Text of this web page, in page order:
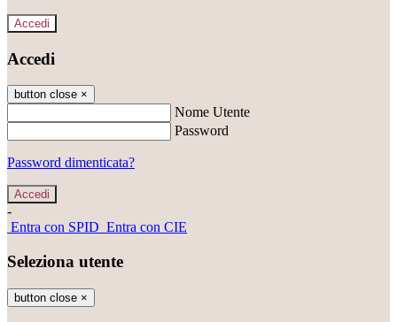
Accedi
Accedi
button close ×
Nome Utente
Password
Password dimenticata?
-
Entra con SPID Entra con CIE
Seleziona utente
button close ×